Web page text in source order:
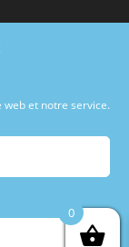
et notre service.
0